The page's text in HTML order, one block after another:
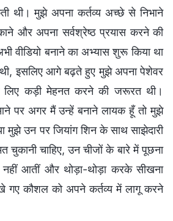
थी। मुझे अपना कर्तव्य अच्छे से निभाने
और अपना सर्वश्रेष्ठ प्रयास करने की
वीडियो बनाने का अभ्यास शुरू किया था
इसलिए आगे बढ़ते हुए मुझे अपना पेशेवर
कड़ी मेहनत करने की जरूरत थी।
पर अगर मैं उन्हें बनाने लायक हूँ तो मुझे
मुझे उन पर जियांग शिन के साथ साझेदारी
चुकानी चाहिए, उन चीजों के बारे में पूछना
आतीं और थोड़ा-थोड़ा करके सीखना
गए कौशल को अपने कर्तव्य में लागू करने